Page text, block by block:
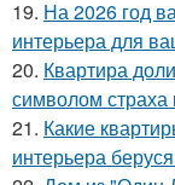
19. На 2026 год
интерьера для
20. Квартира
символом
21. Какие
интерьера